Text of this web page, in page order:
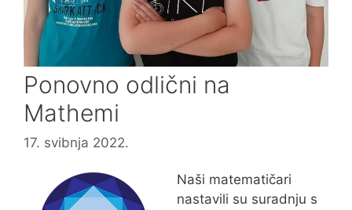
Ponovno odlični na
Mathemi
17. svibnja 2022.
Naši matematičari
nastavili su suradnju s